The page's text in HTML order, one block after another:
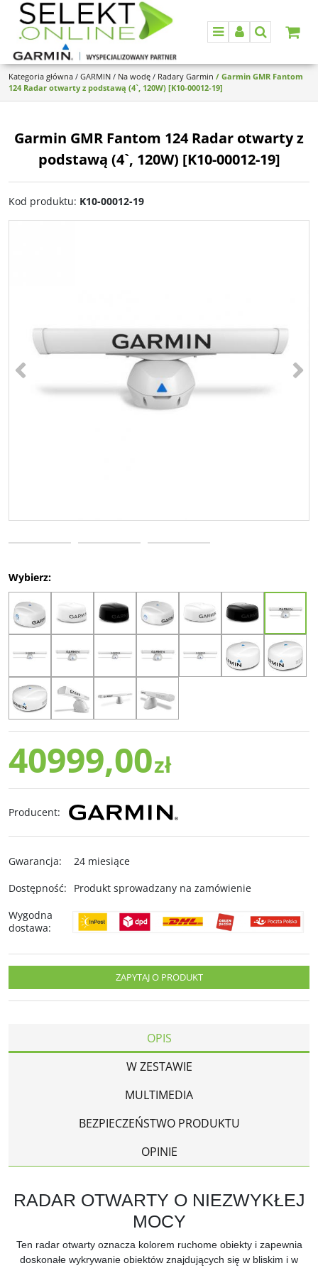
MenuPanelSzukaj
Kategoria główna / GARMIN / Na wodę / Radary Garmin / Garmin GMR Fantom
124 Radar otwarty z podstawą (4`, 120W) [K10-00012-19]
Garmin GMR Fantom 124 Radar otwarty z
podstawą (4`, 120W) [K10-00012-19]
Kod produktu: K10-00012-19
<
Wybierz:
40999,00zł
Producent:
Gwarancja:
24 miesiące
Dostępność:
Produkt sprowadzany na zamówienie
Wygodna
dostawa:
ZAPYTAJ O PRODUKT
OPIS
W ZESTAWIE
MULTIMEDIA
BEZPIECZEŃSTWO PRODUKTU
OPINIE
RADAR OTWARTY O NIEZWYKŁEJ
MOCY
Ten radar otwarty oznacza kolorem ruchome obiekty i zapewnia
doskonałe wykrywanie obiektów znajdujących się w bliskim i w